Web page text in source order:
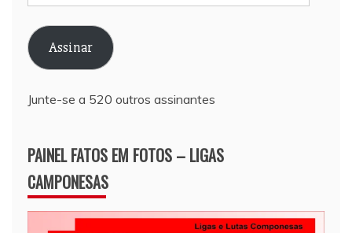
de
e-
mail Assinar
Junte-se a 520 outros assinantes
PAINEL FATOS EM FOTOS – LIGAS
CAMPONESAS